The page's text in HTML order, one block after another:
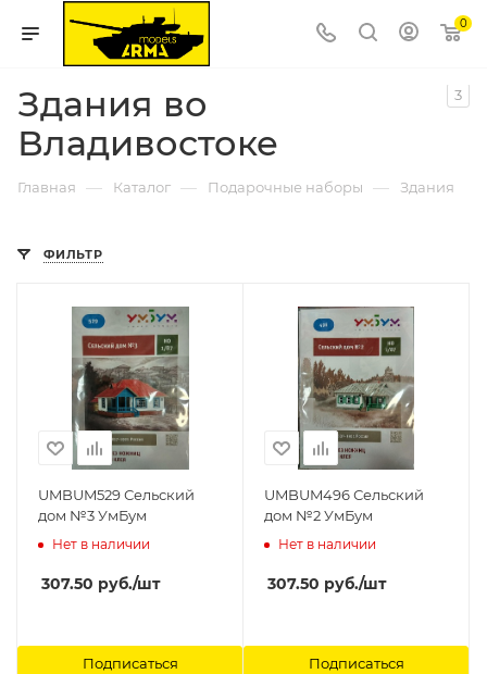
0
Здания во
Владивостоке
3
Главная — Каталог — Подарочные наборы — Здания
ФИЛЬТР
UMBUM529 Сельский
дом №3 УмБум
Нет в наличии
307.50 руб./шт
Подписаться
UMBUM496 Сельский
дом №2 УмБум
Нет в наличии
307.50 руб./шт
Подписаться